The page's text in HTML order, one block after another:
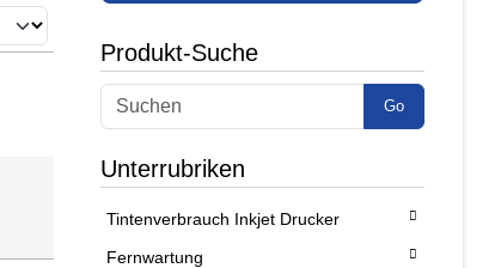
Produkt-Suche
Go
Unterrubriken
Tintenverbrauch Inkjet Drucker
Fernwartung